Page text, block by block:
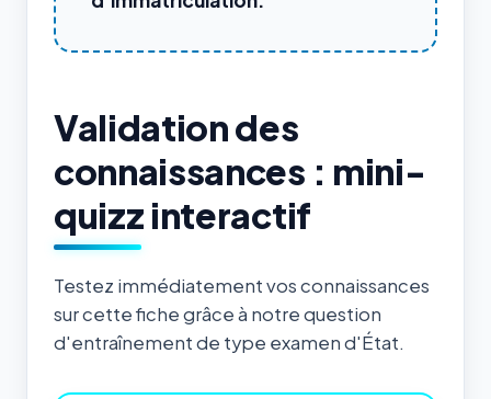
Validation des
connaissances : mini-
quizz interactif
Testez immédiatement vos connaissances
sur cette fiche grâce à notre question
d'entraînement de type examen d'État.